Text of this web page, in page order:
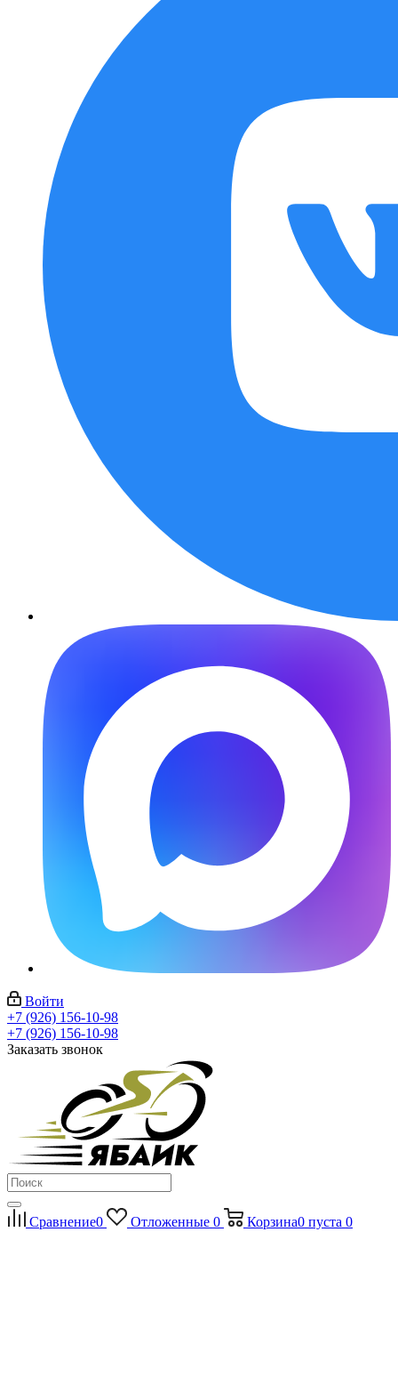
Войти
+7 (926) 156-10-98
+7 (926) 156-10-98
Заказать звонок
Сравнение0 Отложенные 0 Корзина0 пуста 0